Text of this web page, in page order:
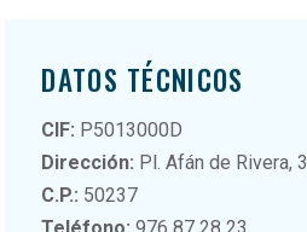
DATOS TÉCNICOS
CIF: P5013000D
Dirección: Pl. Afán de Rivera, 3
C.P.: 50237